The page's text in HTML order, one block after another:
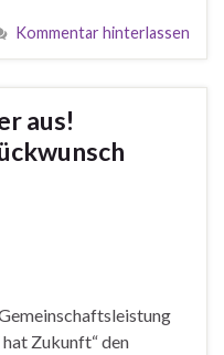
Kommentar hinterlassen
aus!
Zukunft“ den